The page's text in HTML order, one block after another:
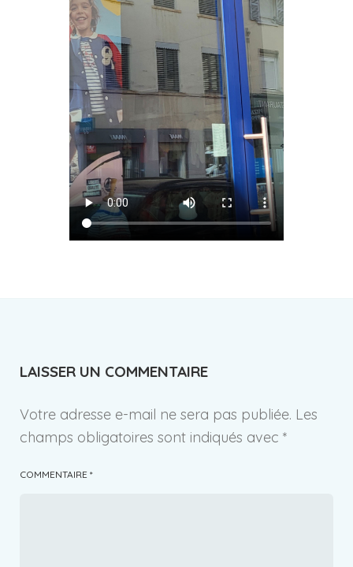
LAISSER UN COMMENTAIRE
Votre adresse e-mail ne sera pas publiée. Les
champs obligatoires sont indiqués avec *
COMMENTAIRE *